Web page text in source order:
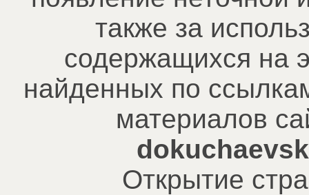
также за
содержащихся на
найденных по
материалов
Открытие